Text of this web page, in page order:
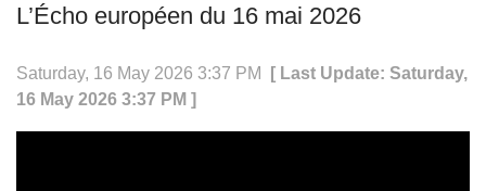
L’Écho européen du 16 mai 2026
Saturday, 16 May 2026 3:37 PM
[ Last Update: Saturday,
16 May 2026 3:37 PM ]